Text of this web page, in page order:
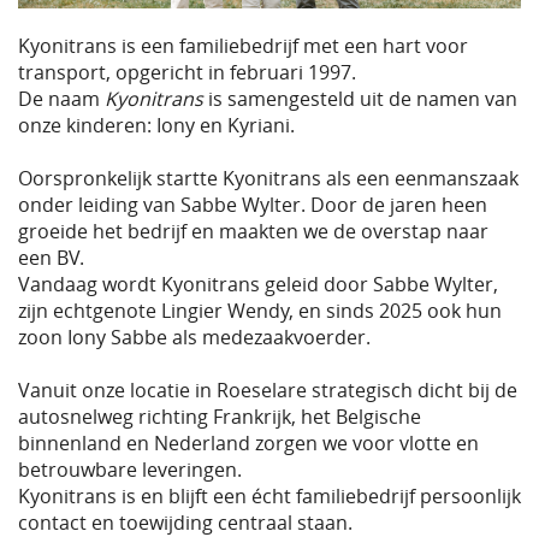
Kyonitrans is een familiebedrijf met een hart voor
transport, opgericht in februari 1997.
De naam Kyonitransis samengesteld uit de namen van
onze kinderen: Iony en Kyriani.
Oorspronkelijk startte Kyonitrans als een eenmanszaak
onder leiding van Sabbe Wylter. Door de jaren heen
groeide het bedrijf en maakten we de overstap naar
een BV.
Vandaag wordt Kyonitrans geleid door Sabbe Wylter,
zijn echtgenote Lingier Wendy, en sinds 2025 ook hun
zoon Iony Sabbe als medezaakvoerder.
Vanuit onze locatie in Roeselare strategisch dicht bij de
autosnelweg richting Frankrijk, het Belgische
binnenland en Nederland zorgen we voor vlotte en
betrouwbare leveringen.
Kyonitrans is en blijft een écht familiebedrijf persoonlijk
contact en toewijding centraal staan.